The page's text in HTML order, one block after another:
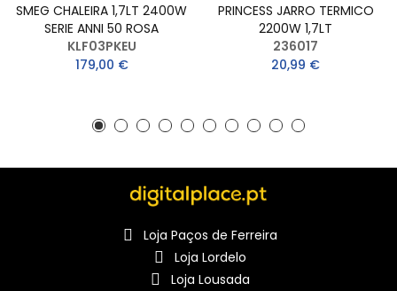
SMEG CHALEIRA 1,7LT 2400W
SERIE ANNI 50 ROSA
KLF03PKEU
179,00 €
PRINCESS JARRO TERMICO
2200W 1,7LT
236017
20,99 €
Loja Paços de Ferreira
Loja Lordelo
Loja Lousada